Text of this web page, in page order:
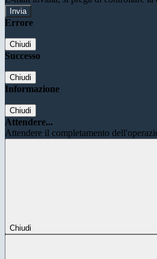
Errore
Chiudi
Successo
Chiudi
Informazione
Chiudi
Attendere...
Attendere il completamento
Chiudi